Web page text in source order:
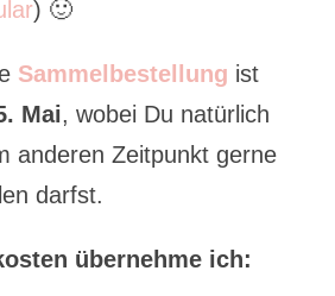
) 🙂
Sammelbestellung ist
Mai, wobei Du natürlich
anderen Zeitpunkt gerne
darfst.
übernehme ich: